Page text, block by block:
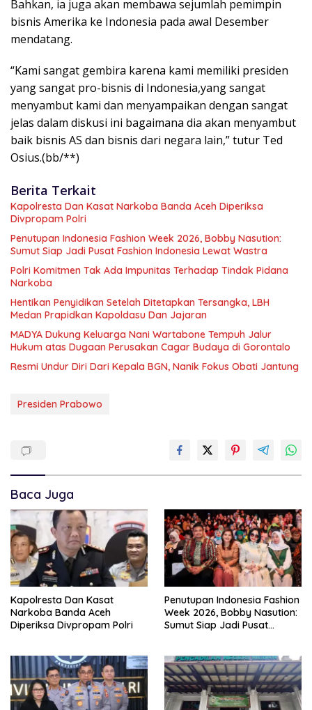
Bahkan, ia juga akan membawa sejumlah pemimpin
bisnis Amerika ke Indonesia pada awal Desember
mendatang.
“Kami sangat gembira karena kami memiliki presiden
yang sangat pro-bisnis di Indonesia,yang sangat
menyambut kami dan menyampaikan dengan sangat
jelas dalam diskusi ini bagaimana dia akan menyambut
baik bisnis AS dan bisnis dari negara lain,” tutur Ted
Osius.(bb/**)
Berita Terkait
Kapolresta Dan Kasat Narkoba Banda Aceh Diperiksa
Divpropam Polri
Penutupan Indonesia Fashion Week 2026, Bobby Nasution:
Sumut Siap Jadi Pusat Fashion Indonesia Lewat Wastra
Polri Komitmen Tak Ada Impunitas Terhadap Tindak Pidana
Narkoba
Hentikan Penyidikan Setelah Ditetapkan Tersangka, LBH
Medan Prapidkan Kapoldasu Dan Jajaran
MADYA Dukung Keluarga Nani Wartabone Tempuh Jalur
Hukum atas Dugaan Perusakan Cagar Budaya di Gorontalo
Resmi Undur Diri Dari Kepala BGN, Nanik Fokus Obati Jantung
Presiden Prabowo
Baca Juga
Kapolresta Dan Kasat
Narkoba Banda Aceh
Diperiksa Divpropam Polri
Penutupan Indonesia Fashion
Week 2026, Bobby Nasution:
Sumut Siap Jadi Pusat